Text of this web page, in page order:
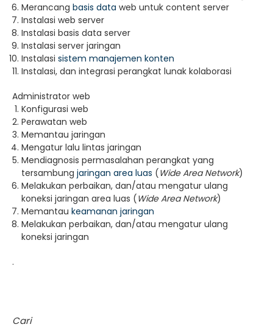
Merancang basis data web untuk content server
Instalasi web server
Instalasi basis data server
Instalasi server jaringan
Instalasi sistem manajemen konten
Instalasi, dan integrasi perangkat lunak kolaborasi
Administrator web
Konfigurasi web
Perawatan web
Memantau jaringan
Mengatur lalu lintas jaringan
Mendiagnosis permasalahan perangkat yang
tersambung jaringan area luas (Wide Area Network)
Melakukan perbaikan, dan/atau mengatur ulang
koneksi jaringan area luas (Wide Area Network)
Memantau keamanan jaringan
Melakukan perbaikan, dan/atau mengatur ulang
koneksi jaringan
.
Cari